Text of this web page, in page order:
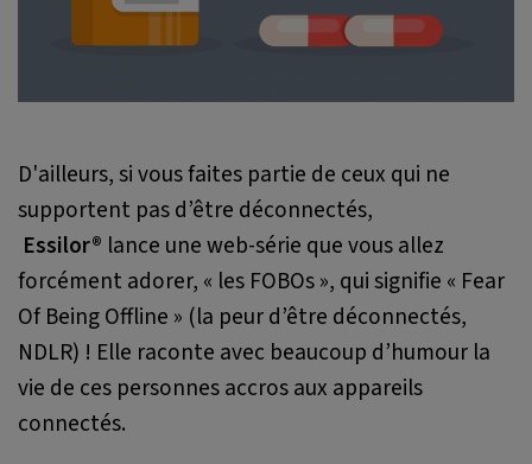
D'ailleurs, si vous faites partie de ceux qui ne
supportent pas d’être déconnectés,
Essilor® lance une web-série que vous allez
forcément adorer, « les FOBOs », qui signifie « Fear
Of Being Offline » (la peur d’être déconnectés,
NDLR) ! Elle raconte avec beaucoup d’humour la
vie de ces personnes accros aux appareils
connectés.